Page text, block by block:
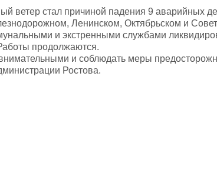
ветер стал причиной падения 9 аварийных
Ленинском, Октябрьском и
и экстренными службами
продолжаются.
и соблюдать меры
Ростова.